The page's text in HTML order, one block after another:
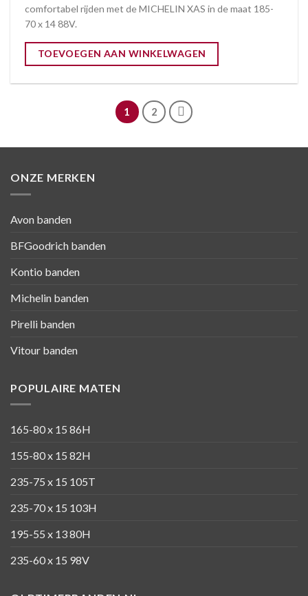
comfortabel rijden met de MICHELIN XAS in de maat 185-
70 x 14 88V.
TOEVOEGEN AAN WINKELWAGEN
1 2
ONZE MERKEN
Avon banden
BFGoodrich banden
Kontio banden
Michelin banden
Pirelli banden
Vitour banden
POPULAIRE MATEN
165-80 x 15 86H
155-80 x 15 82H
235-75 x 15 105T
235-70 x 15 103H
195-55 x 13 80H
235-60 x 15 98V